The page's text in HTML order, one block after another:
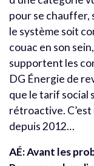
pour se chauffer,
le système soit
couac en son
supportent les
DG Énergie de
que le tarif social
rétroactive.
depuis 2012…
AÉ: Avant les